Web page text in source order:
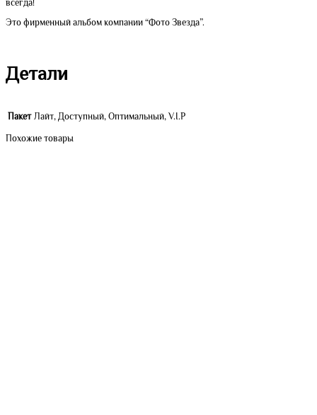
всегда!
Это фирменный альбом компании “Фото Звезда”.
Детали
Пакет Лайт, Доступный, Оптимальный, V.I.P
Похожие товары